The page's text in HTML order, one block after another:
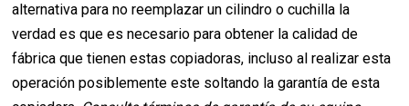
alternativa para no reemplazar un cilindro o cuchilla la
verdad es que es necesario para obtener la calidad de
fábrica que tienen estas copiadoras, incluso al realizar esta
operación posiblemente este soltando la garantía de esta